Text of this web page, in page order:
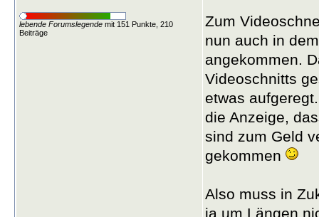
lebende Forumslegende mit 151 Punkte, 210
Beiträge
Zum
nun auch in
angekommen.
Videoschnitts
etwas
die Anzeige,
sind zum Geld
gekommen
Also muss in
ja um Längen